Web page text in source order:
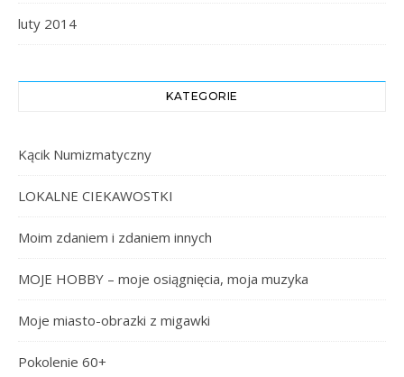
luty 2014
KATEGORIE
Kącik Numizmatyczny
LOKALNE CIEKAWOSTKI
Moim zdaniem i zdaniem innych
MOJE HOBBY – moje osiągnięcia, moja muzyka
Moje miasto-obrazki z migawki
Pokolenie 60+